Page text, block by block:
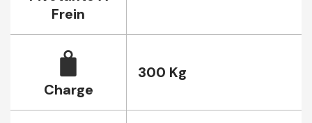
Frein
Charge
300 Kg